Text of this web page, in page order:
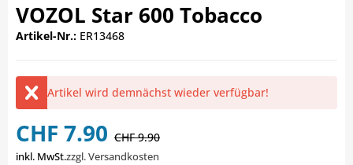
VOZOL Star 600 Tobacco
Artikel-Nr.: ER13468
Artikel wird demnächst wieder verfügbar!
CHF 7.90 CHF 9.90
inkl. MwSt.zzgl. Versandkosten